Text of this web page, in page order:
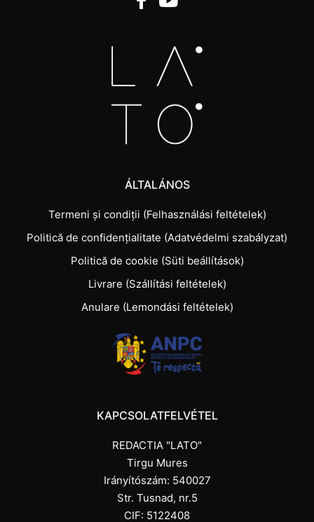
ÁLTALÁNOS
Termeni și condiții (Felhasználási feltételek)
Politică de confidențialitate (Adatvédelmi szabályzat)
Politică de cookie (Süti beállítások)
Livrare (Szállítási feltételek)
Anulare (Lemondási feltételek)
KAPCSOLATFELVÉTEL
REDACTIA "LATO"
Tirgu Mures
Irányítószám: 540027
Str. Tusnad, nr.5
CIF: 5122408